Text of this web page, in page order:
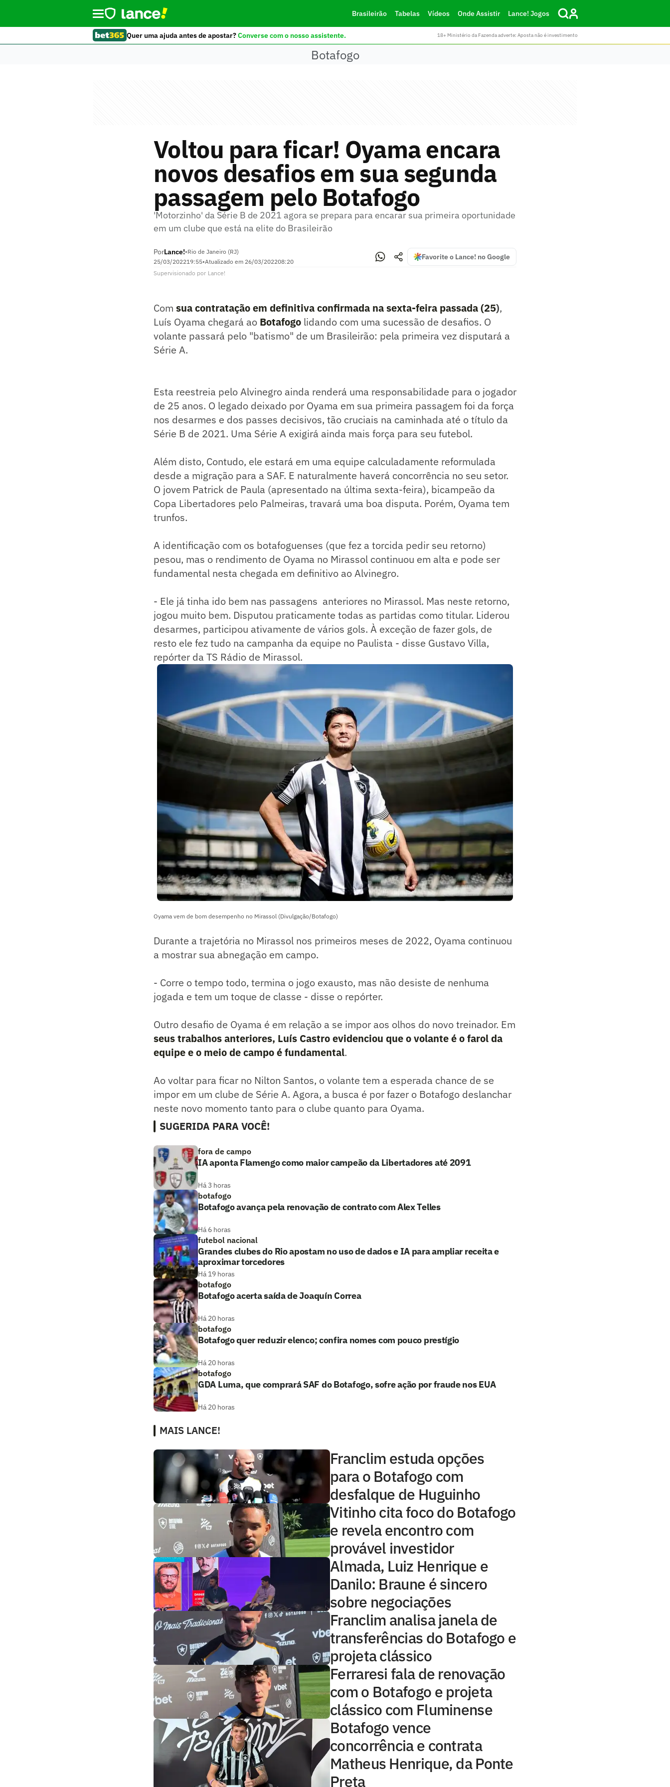
Brasileirão Tabelas Vídeos Onde Assistir Lance! Jogos
Quer uma ajuda antes de apostar?Converse com o nosso assistente. 18+ Ministério da Fazenda adverte: Aposta não é investimento
Botafogo
Voltou para ficar! Oyama encara
novos desafios em sua segunda
passagem pelo Botafogo
'Motorzinho' da Série B de 2021 agora se prepara para encarar sua primeira oportunidade
em um clube que está na elite do Brasileirão
PorLance!•Rio de Janeiro (RJ)
25/03/202219:55•Atualizado em 26/03/202208:20
Favorite o Lance! no Google
Supervisionado por Lance!
Com sua contratação em definitiva confirmada na sexta-feira passada (25),
Luís Oyama chegará ao Botafogo lidando com uma sucessão de desafios. O
volante passará pelo "batismo" de um Brasileirão: pela primeira vez disputará a
Série A.
Esta reestreia pelo Alvinegro ainda renderá uma responsabilidade para o jogador
de 25 anos. O legado deixado por Oyama em sua primeira passagem foi da força
nos desarmes e dos passes decisivos, tão cruciais na caminhada até o título da
Série B de 2021. Uma Série A exigirá ainda mais força para seu futebol.
Além disto, Contudo, ele estará em uma equipe calculadamente reformulada
desde a migração para a SAF. E naturalmente haverá concorrência no seu setor.
O jovem Patrick de Paula (apresentado na última sexta-feira), bicampeão da
Copa Libertadores pelo Palmeiras, travará uma boa disputa. Porém, Oyama tem
trunfos.
A identificação com os botafoguenses (que fez a torcida pedir seu retorno)
pesou, mas o rendimento de Oyama no Mirassol continuou em alta e pode ser
fundamental nesta chegada em definitivo ao Alvinegro.
- Ele já tinha ido bem nas passagens anteriores no Mirassol. Mas neste retorno,
jogou muito bem. Disputou praticamente todas as partidas como titular. Liderou
desarmes, participou ativamente de vários gols. À exceção de fazer gols, de
resto ele fez tudo na campanha da equipe no Paulista - disse Gustavo Villa,
repórter da TS Rádio de Mirassol.
Oyama vem de bom desempenho no Mirassol (Divulgação/Botafogo)
Durante a trajetória no Mirassol nos primeiros meses de 2022, Oyama continuou
a mostrar sua abnegação em campo.
- Corre o tempo todo, termina o jogo exausto, mas não desiste de nenhuma
jogada e tem um toque de classe - disse o repórter.
Outro desafio de Oyama é em relação a se impor aos olhos do novo treinador. Em
seus trabalhos anteriores, Luís Castro evidenciou que o volante é o farol da
equipe e o meio de campo é fundamental.
Ao voltar para ficar no Nilton Santos, o volante tem a esperada chance de se
impor em um clube de Série A. Agora, a busca é por fazer o Botafogo deslanchar
neste novo momento tanto para o clube quanto para Oyama.
SUGERIDA PARA VOCÊ!
fora de campo
IA aponta Flamengo como maior campeão da Libertadores até 2091
Há 3 horas
botafogo
Botafogo avança pela renovação de contrato com Alex Telles
Há 6 horas
futebol nacional
Grandes clubes do Rio apostam no uso de dados e IA para ampliar receita e
aproximar torcedores
Há 19 horas
botafogo
Botafogo acerta saída de Joaquín Correa
Há 20 horas
botafogo
Botafogo quer reduzir elenco; confira nomes com pouco prestígio
Há 20 horas
botafogo
GDA Luma, que comprará SAF do Botafogo, sofre ação por fraude nos EUA
Há 20 horas
MAIS LANCE!
Franclim estuda opções
para o Botafogo com
desfalque de Huguinho
Vitinho cita foco do Botafogo
e revela encontro com
provável investidor
Almada, Luiz Henrique e
Danilo: Braune é sincero
sobre negociações
Franclim analisa janela de
transferências do Botafogo e
projeta clássico
Ferraresi fala de renovação
com o Botafogo e projeta
clássico com Fluminense
Botafogo vence
concorrência e contrata
Matheus Henrique, da Ponte
Preta